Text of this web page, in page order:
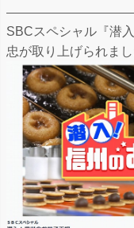
SBCスペシャル『潜
忠が取り上げられまし